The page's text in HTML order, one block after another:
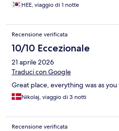
HEE, viaggio di 1 notte
Recensione verificata
10/10 Eccezionale
21 aprile 2026
Traduci con Google
Great place, everything was as
Nikolaj, viaggio di 3 notti
Recensione verificata